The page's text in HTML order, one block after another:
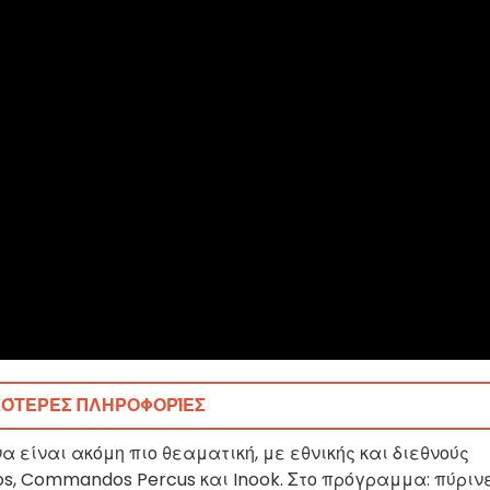
ΠΛΗΡΟΦΟΡΊΕΣ
ακόμη πιο θεαματική, με εθνικής και διεθνούς
Commandos Percus και Inook. Στο πρόγραμμα: